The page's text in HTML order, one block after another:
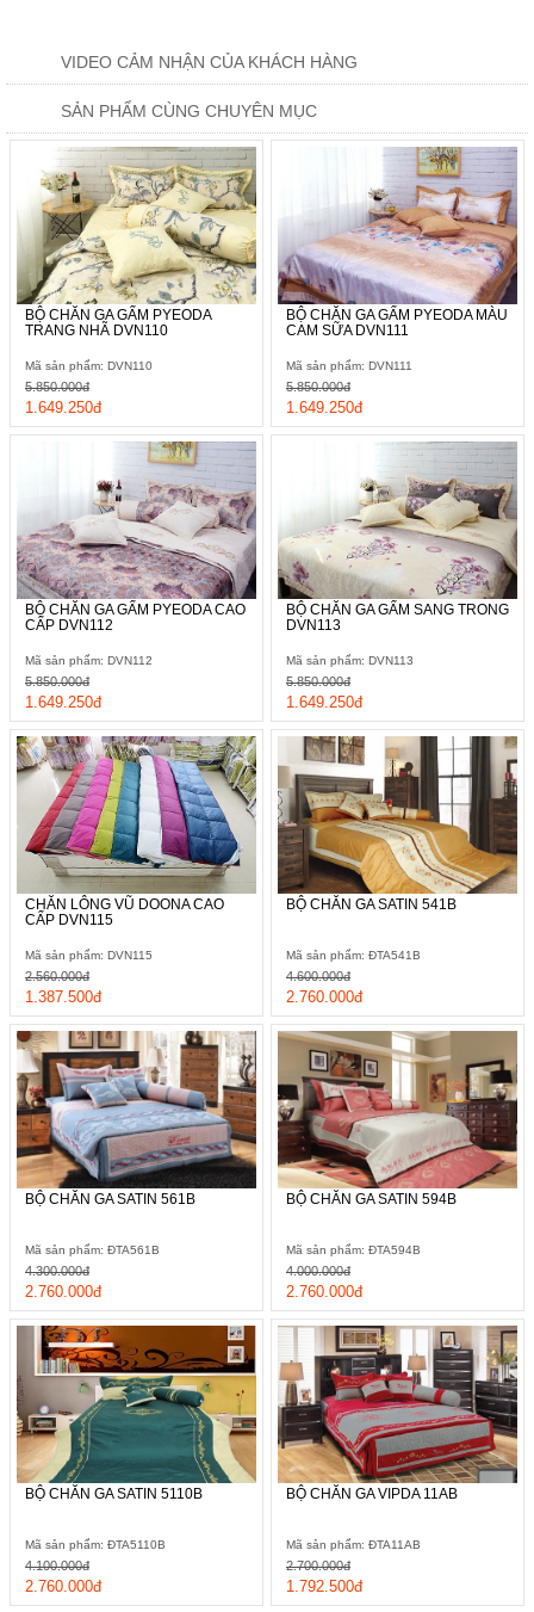
VIDEO CẢM NHẬN CỦA KHÁCH HÀNG
SẢN PHẨM CÙNG CHUYÊN MỤC
BỘ CHĂN GA GẤM PYEODA
TRANG NHÃ DVN110
Mã sản phẩm: DVN110
1.649.250đ
5.850.000đ
BỘ CHĂN GA GẤM PYEODA MÀU
CAM SỮA DVN111
Mã sản phẩm: DVN111
1.649.250đ
5.850.000đ
BỘ CHĂN GA GẤM PYEODA CAO
CẤP DVN112
Mã sản phẩm: DVN112
1.649.250đ
5.850.000đ
BỘ CHĂN GA GẤM SANG TRONG
DVN113
Mã sản phẩm: DVN113
1.649.250đ
5.850.000đ
CHĂN LÔNG VŨ DOONA CAO
CẤP DVN115
Mã sản phẩm: DVN115
1.387.500đ
2.560.000đ
BỘ CHĂN GA SATIN 541B
Mã sản phẩm: ĐTA541B
2.760.000đ
4.600.000đ
BỘ CHĂN GA SATIN 561B
Mã sản phẩm: ĐTA561B
2.760.000đ
4.300.000đ
BỘ CHĂN GA SATIN 594B
Mã sản phẩm: ĐTA594B
2.760.000đ
4.000.000đ
BỘ CHĂN GA SATIN 5110B
Mã sản phẩm: ĐTA5110B
2.760.000đ
4.100.000đ
BỘ CHĂN GA VIPDA 11AB
Mã sản phẩm: ĐTA11AB
1.792.500đ
2.700.000đ